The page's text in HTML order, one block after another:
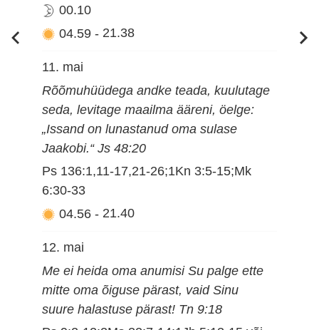
00.10
04.59 - 21.38
11. mai
Rõõmuhüüdega andke teada, kuulutage
seda, levitage maailma ääreni, öelge:
„Issand on lunastanud oma sulase
Jaakobi.“ Js 48:20
Ps 136:1,11-17,21-26;1Kn 3:5-15;Mk
6:30-33
04.56 - 21.40
12. mai
Me ei heida oma anumisi Su palge ette
mitte oma õiguse pärast, vaid Sinu
suure halastuse pärast! Tn 9:18